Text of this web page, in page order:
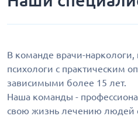
В команде врачи-наркологи,
психологи с практическим
зависимыми более 15 лет.
Наша команды -
свою жизнь лечению людей